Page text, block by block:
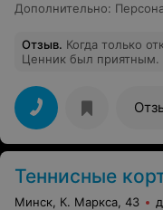
Дополнительно:
Отзыв. Когда только
Ценник был приятным.
разовое посещение
альтернативу нашел 2
второй 50 000. p.s зал хороший, но с нашими зп там
нечего делать
Теннисные
Минск, К. Маркса, 43